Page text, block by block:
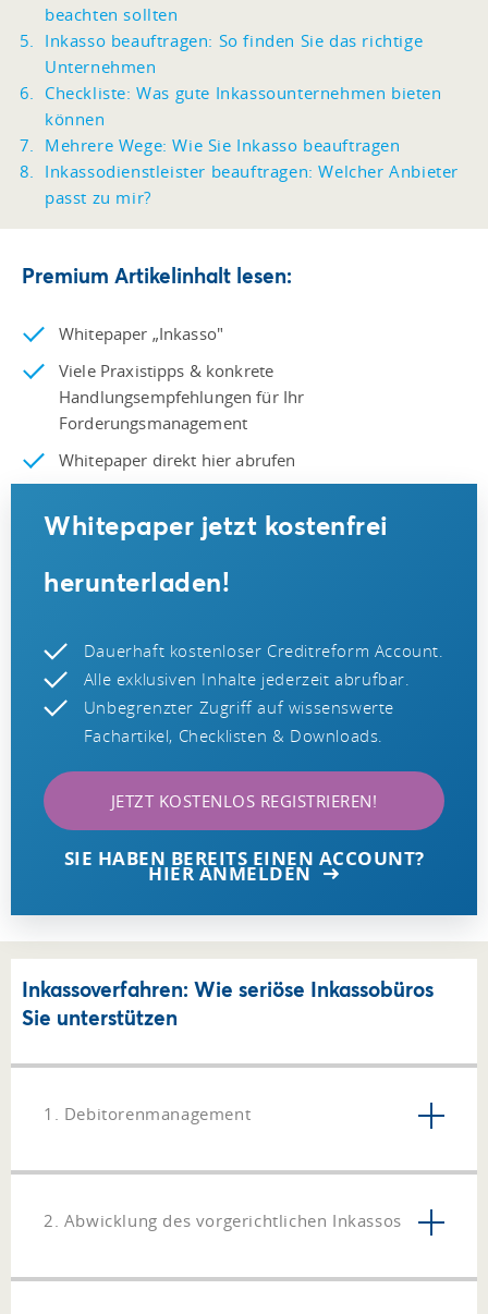
beachten sollten
Inkasso beauftragen: So finden Sie das richtige
Unternehmen
Checkliste: Was gute Inkassounternehmen bieten
können
Mehrere Wege: Wie Sie Inkasso beauftragen
Inkassodienstleister beauftragen: Welcher Anbieter
passt zu mir?
Premium Artikelinhalt lesen:
Whitepaper „Inkasso"
Viele Praxistipps & konkrete
Handlungsempfehlungen für Ihr
Forderungsmanagement
Whitepaper direkt hier abrufen
Whitepaper jetzt kostenfrei
herunterladen!
Dauerhaft kostenloser Creditreform Account.
Alle exklusiven Inhalte jederzeit abrufbar.
Unbegrenzter Zugriff auf wissenswerte
Fachartikel, Checklisten & Downloads.
JETZT KOSTENLOS REGISTRIEREN!
SIE HABEN BEREITS EINEN ACCOUNT?
HIER ANMELDEN
Inkassoverfahren: Wie seriöse Inkassobüros
Sie unterstützen
1. Debitorenmanagement
2. Abwicklung des vorgerichtlichen Inkassos